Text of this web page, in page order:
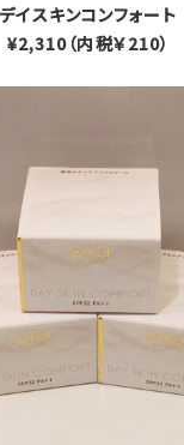
デイスキンコンフォート
¥2,310（内税￥210）